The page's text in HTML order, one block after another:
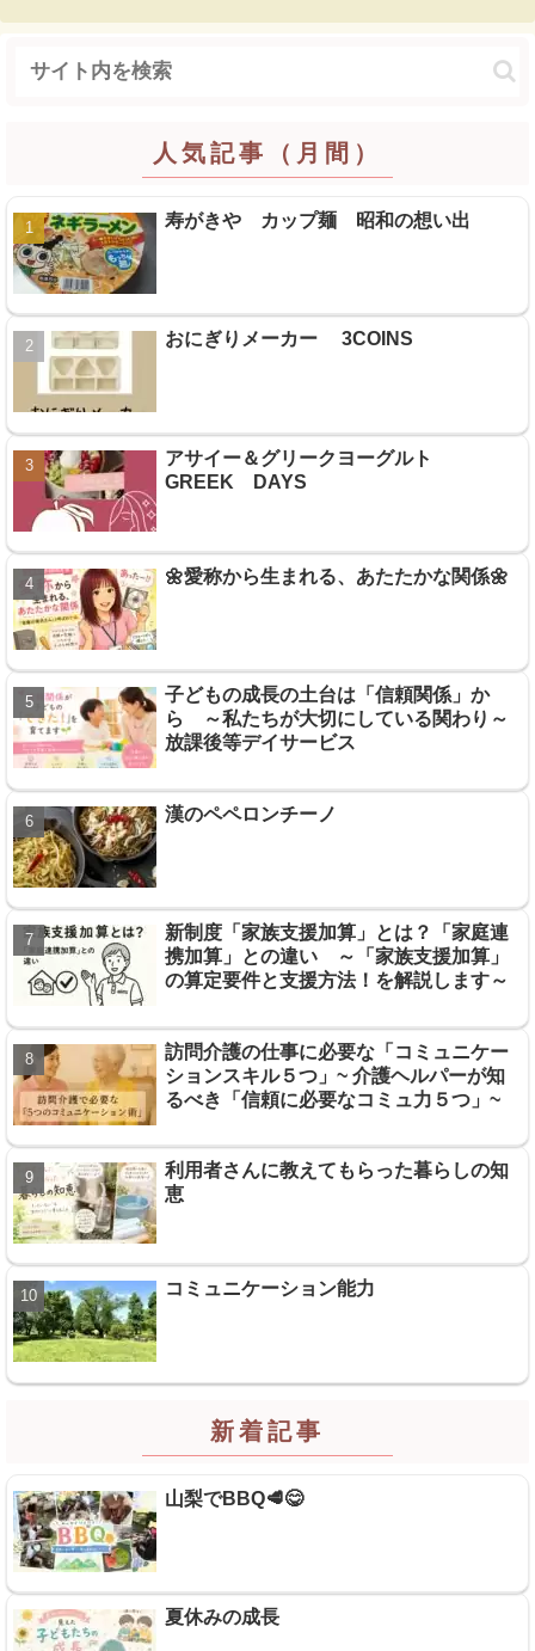
人気記事（月間）
寿がきや カップ麺 昭和の想い出
おにぎりメーカー 3COINS
アサイー＆グリークヨーグルト
GREEK DAYS
🌼愛称から生まれる、あたたかな関係🌼
子どもの成長の土台は「信頼関係」か
ら ～私たちが大切にしている関わり～
放課後等デイサービス
漢のペペロンチーノ
新制度「家族支援加算」とは？「家庭連
携加算」との違い ～「家族支援加算」
の算定要件と支援方法！を解説します～
訪問介護の仕事に必要な「コミュニケー
ションスキル５つ」~ 介護ヘルパーが知
るべき「信頼に必要なコミュ力５つ」~
利用者さんに教えてもらった暮らしの知
恵
コミュニケーション能力
新着記事
山梨でBBQ🥩😋
夏休みの成長